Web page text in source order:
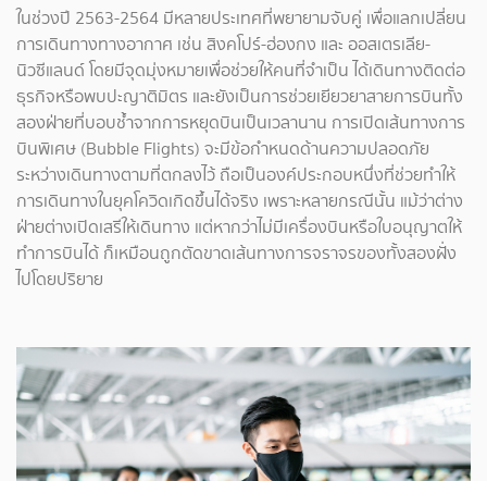
ในช่วงปี 2563-2564 มีหลายประเทศที่พยายามจับคู่ เพื่อแลกเปลี่ยน
การเดินทางทางอากาศ เช่น สิงคโปร์-ฮ่องกง และ ออสเตรเลีย-
นิวซีแลนด์ โดยมีจุดมุ่งหมายเพื่อช่วยให้คนที่จำเป็น ได้เดินทางติดต่อ
ธุรกิจหรือพบปะญาติมิตร และยังเป็นการช่วยเยียวยาสายการบินทั้ง
สองฝ่ายที่บอบช้ำจากการหยุดบินเป็นเวลานาน การเปิดเส้นทางการ
บินพิเศษ (Bubble Flights) จะมีข้อกำหนดด้านความปลอดภัย
ระหว่างเดินทางตามที่ตกลงไว้ ถือเป็นองค์ประกอบหนึ่งที่ช่วยทำให้
การเดินทางในยุคโควิดเกิดขึ้นได้จริง เพราะหลายกรณีนั้น แม้ว่าต่าง
ฝ่ายต่างเปิดเสรีให้เดินทาง แต่หากว่าไม่มีเครื่องบินหรือใบอนุญาตให้
ทำการบินได้ ก็เหมือนถูกตัดขาดเส้นทางการจราจรของทั้งสองฝั่ง
ไปโดยปริยาย